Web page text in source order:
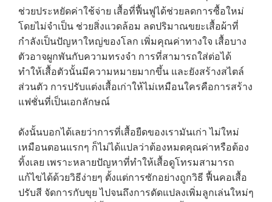
ช่วยประหยัดค่าใช้จ่าย เสื้อที่ฟื้นฟูได้ช่วยลดการซื้อใหม่
โดยไม่จำเป็น ช่วยสิ่งแวดล้อม ลดปริมาณขยะเสื้อผ้าที่
กำลังเป็นปัญหาใหญ่ของโลก เพิ่มคุณค่าทางใจ เสื้อบาง
ตัวอาจผูกพันกับความทรงจำ การที่สามารถใส่ต่อได้
ทำให้เสื้อตัวนั้นมีความหมายมากขึ้น และยังสร้างสไตล์
ส่วนตัว การปรับแต่งเสื้อเก่าให้ไม่เหมือนใครคือการสร้าง
แฟชั่นที่เป็นเอกลักษณ์
ดังนั้นบอกได้เลยว่าการที่เสื้อยืดของเรามันเก่า ไม่ใหม่
เหมือนตอนแรกๆ ก็ไม่ได้แปลว่าต้องหมดคุณค่าหรือต้อง
ทิ้งเลย เพราะหลายปัญหาที่ทำให้เสื้อดูโทรมสามารถ
แก้ไขได้ด้วยวิธีง่ายๆ ตั้งแต่การซักอย่างถูกวิธี ฟื้นคอเสื้อ
ปรับสี จัดการกับขุย ไปจนถึงการดัดแปลงเพิ่มลูกเล่นใหม่ๆ